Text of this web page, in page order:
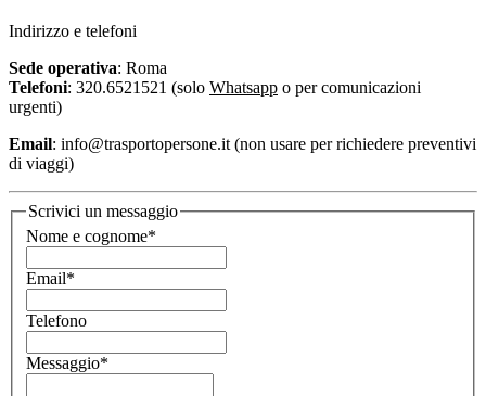
Indirizzo e telefoni
Sede operativa: Roma
Telefoni: 320.6521521 (solo Whatsapp o per comunicazioni
urgenti)
Email: info@trasportopersone.it (non usare per richiedere preventivi
di viaggi)
Scrivici un messaggio
Nome e cognome*
Email*
Telefono
Messaggio*